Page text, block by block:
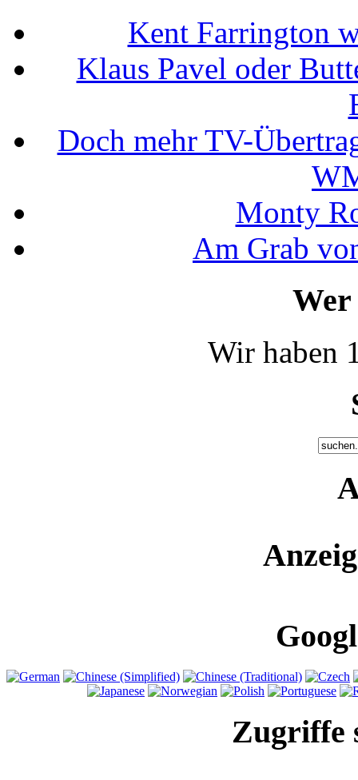
Kent Farrington
Klaus Pavel oder
Doch mehr TV-
Monty
Am Grab
Wir haben
Zugriffe